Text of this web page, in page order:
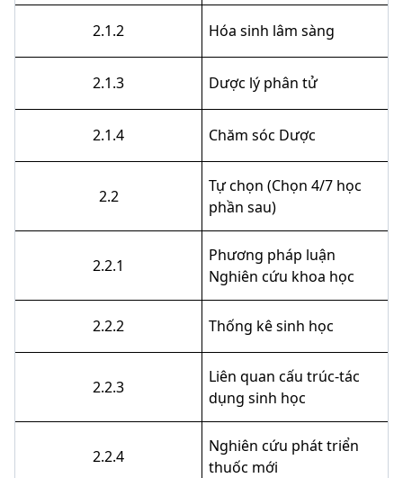
2.1.2 Hóa sinh lâm sàng
2.1.3 Dược lý phân tử
2.1.4 Chăm sóc Dược
2.2
Tự chọn (Chọn 4/7 học
phần sau)
2.2.1
Phương pháp luận
Nghiên cứu khoa học
2.2.2 Thống kê sinh học
2.2.3
Liên quan cấu trúc-tác
dụng sinh học
2.2.4
Nghiên cứu phát triển
thuốc mới